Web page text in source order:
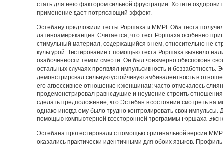
стать для него фактором сильной фрустрации. Хотите
применение дает потрясающий эффект.
Эстебану предложили тесты Роршаха и MMPI. Оба теста
латиноамериканцев. Считается, что тест Роршаха особенно
стимульный материал, содержащийся в нем, относительно не
культурой. Тестирование с помощью теста Роршаха выявило
озабоченности темой смерти. Он был чрезмерно обеспокоен
остальных случаях проявлял импульсивность и
демонстрировал сильную устойчивую амбивалентность в
его агрессивное отношение к женщинам; часто отмечалось
продемонстрировал равнодушие и неумение строить
сделать предположение, что Эстебан в состоянии смотреть на
однако иногда ему было трудно контролировать свои
помощью компьютерной всесторонней программы Роршаха
Эстебана протестировали с помощью оригинальной версии
оказались практически идентичными для обоих языков.